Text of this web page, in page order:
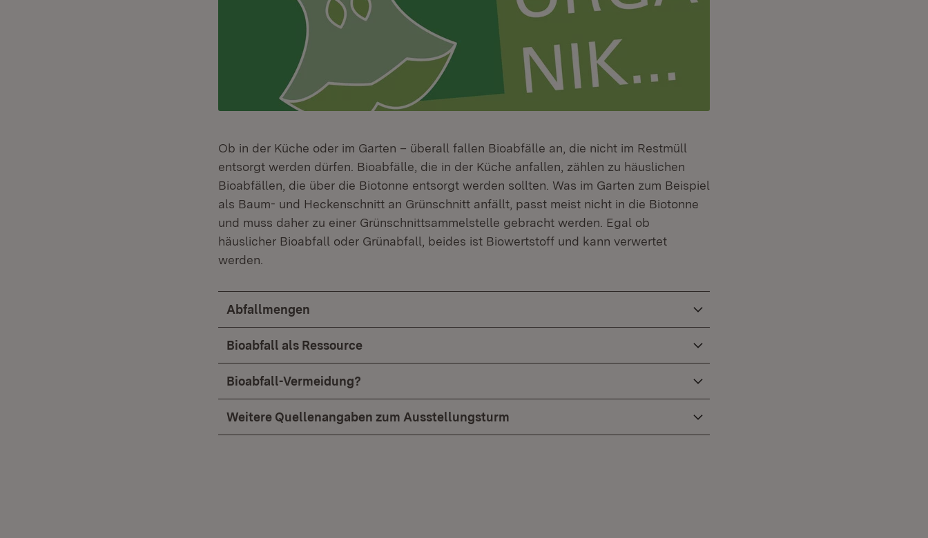
Ob in der Küche oder im Garten – überall fallen Bioabfälle an, die nicht im Restmüll
entsorgt werden dürfen. Bioabfälle, die in der Küche anfallen, zählen zu häuslichen
Bioabfällen, die über die Biotonne entsorgt werden sollten. Was im Garten zum Beispiel
als Baum- und Heckenschnitt an Grünschnitt anfällt, passt meist nicht in die Biotonne
und muss daher zu einer Grünschnittsammelstelle gebracht werden. Egal ob
häuslicher Bioabfall oder Grünabfall, beides ist Biowertstoff und kann verwertet
werden.
Abfallmengen
Bioabfall als Ressource
Bioabfall-Vermeidung?
Weitere Quellenangaben zum Ausstellungsturm